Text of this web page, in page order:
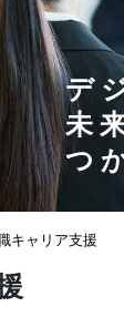
デ
未
つ
キャリア支援